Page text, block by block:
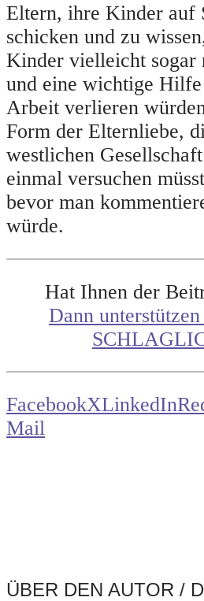
Eltern, ihre Kinder auf
schicken und zu
Kinder vielleicht sogar
und eine wichtige
Arbeit verlieren
Form der Elternliebe,
westlichen
einmal versuchen
bevor man
würde.
Hat Ihnen der
Dann
FacebookXLinkedIn
Mail
ÜBER DEN AUTOR /